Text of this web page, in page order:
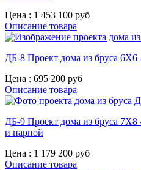
Цена : 1 453 100 руб
Описание товара
ДБ-8 Проект дома из бруса 6X6
Цена : 695 200 руб
Описание товара
ДБ-9 Проект дома из бруса
и парной
Цена : 1 179 200 руб
Описание товара